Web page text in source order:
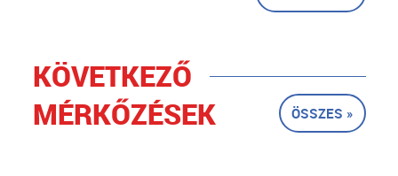
KÖVETKEZŐ
MÉRKŐZÉSEK
ÖSSZES »